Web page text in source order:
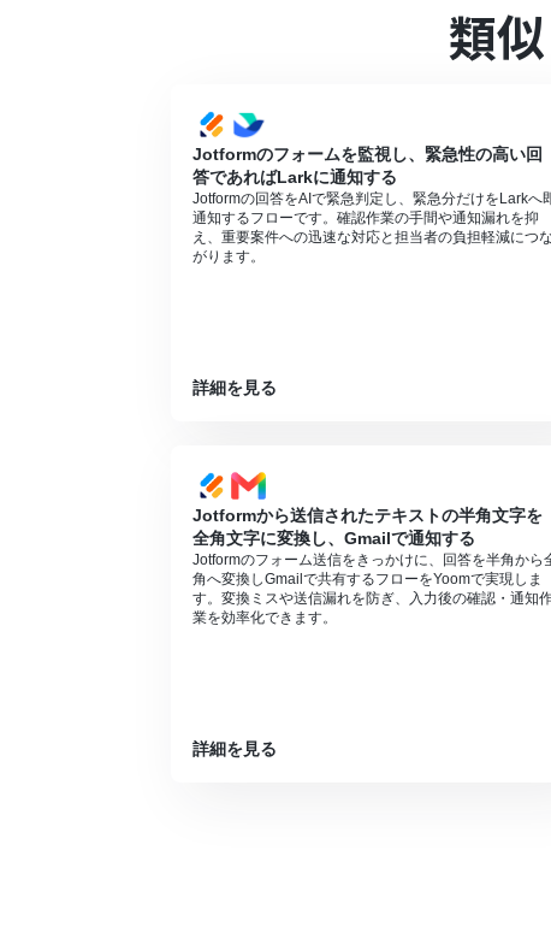
Jotform、Microsoft Excel、Trelloのそれぞ
JotformのWebhook設定および回答取得の
Microsoft365（旧Office365）には、家庭向
Microsoft Excelのデータベースを操作するオ
い。
類
Jotformのフォームを監視し、緊急性の高い回
答であればLarkに通知する
Jotformの回答をAIで緊急判定し、緊急分だけをLarkへ
通知するフローです。確認作業の手間や通知漏れを抑
え、重要案件への迅速な対応と担当者の負担軽減につな
がります。
詳細を見る
Jotformから送信されたテキストの半角文字を
全角文字に変換し、Gmailで通知する
Jotformのフォーム送信をきっかけに、回答を半角から
角へ変換しGmailで共有するフローをYoomで実現しま
す。変換ミスや送信漏れを防ぎ、入力後の確認・通知
業を効率化できます。
詳細を見る